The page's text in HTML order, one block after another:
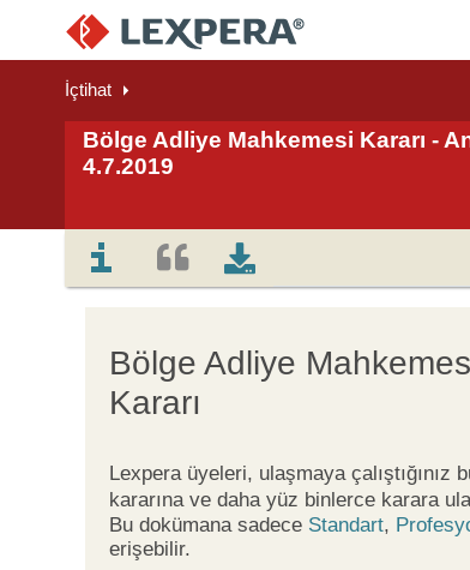
İçtihat
Bölge Adliye Mahkemesi Kararı -
4.7.2019
Bölge Adliye
Kararı
Lexpera üyeleri, ulaşmaya
kararına ve daha yüz binlerce karara
Bu dokümana sadece Standart,
erişebilir.